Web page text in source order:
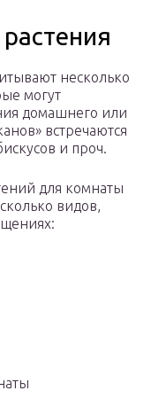
несколько
могут
домашнего или
встречаются
и проч.
для комнаты
видов,